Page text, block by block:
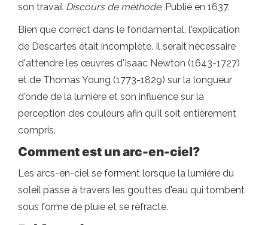
son travail Discours de méthode, Publié en 1637.
Bien que correct dans le fondamental, l'explication
de Descartes était incomplète. Il serait nécessaire
d'attendre les œuvres d'Isaac Newton (1643-1727)
et de Thomas Young (1773-1829) sur la longueur
d'onde de la lumière et son influence sur la
perception des couleurs afin qu'il soit entièrement
compris.
Comment est unarc-en-ciel?
Les arcs-en-ciel se forment lorsque la lumière du
soleil passe à travers les gouttes d'eau qui tombent
sous forme de pluie et se réfracte.